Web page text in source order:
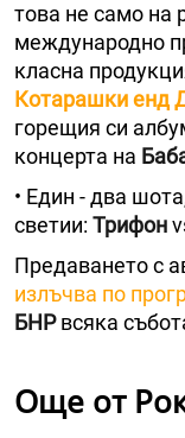
това не само на
международно
класна
Котарашки енд
горещия си
концерта на
• Един - два
светии: Трифон
Предаването с
излъчва по
БНРвсяка
Още от